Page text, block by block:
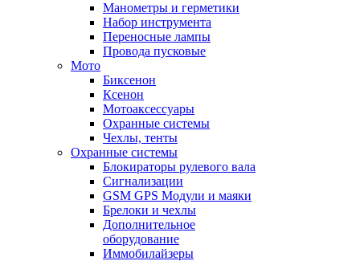
Манометры и герметики
Набор инструмента
Переносные лампы
Провода пусковые
Мото
Биксенон
Ксенон
Мотоаксессуары
Охранные системы
Чехлы, тенты
Охранные системы
Блокираторы рулевого вала
Сигнализации
GSM GPS Модули и маяки
Брелоки и чехлы
Дополнительное
оборудование
Иммобилайзеры